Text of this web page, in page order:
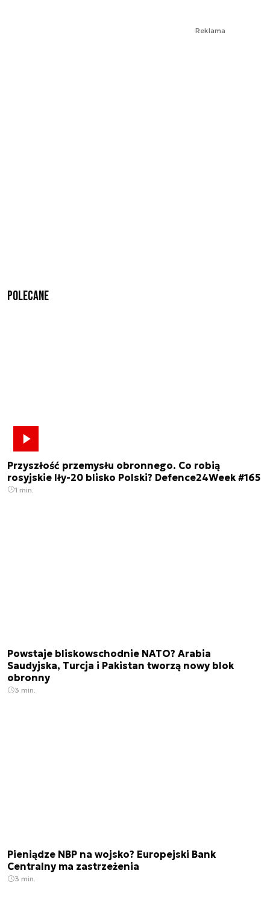
Reklama
Polecane
Przyszłość przemysłu obronnego. Co robią
rosyjskie Iły-20 blisko Polski? Defence24Week #165
1 min.
Powstaje bliskowschodnie NATO? Arabia
Saudyjska, Turcja i Pakistan tworzą nowy blok
obronny
3 min.
Pieniądze NBP na wojsko? Europejski Bank
Centralny ma zastrzeżenia
3 min.